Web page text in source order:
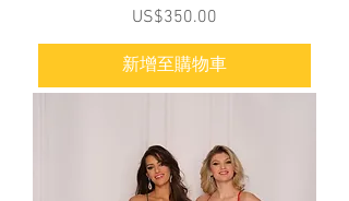
價格
US$350.00
新增至購物車